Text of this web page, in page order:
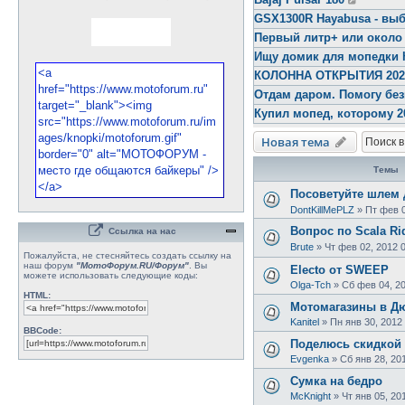
GSX1300R Hayabusa -
Первый литр+ или около
Ищу домик для мопедки
КОЛОННА ОТКРЫТИЯ
Отдам даром. Помогу
Купил мопед, которому
Новая тема
Темы
Посоветуйте шлем
DontKillMePLZ » Пт фев
Вопрос по Scala
Brute » Чт фев 02, 2012
Electo oт SWEEP
Olga-Tch » Сб фев 04,
Мотомагазины в
Kanitel » Пн янв 30, 2012
Поделюсь скидкой
Evgenka » Сб янв 28,
Сумка на бедро
McKnight » Чт янв 05,
Ссылка на нас
Пожалуйста, не стесняйтесь создать ссылку на
наш форум "МотоФорум.RU/Форум" . Вы
можете использовать следующие коды:
HTML:
BBCode: